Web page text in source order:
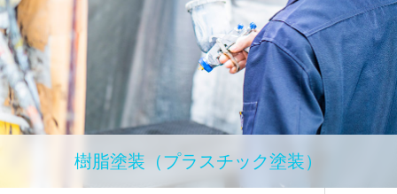
樹脂塗装（プラスチック塗装）